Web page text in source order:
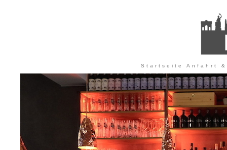
Startseite Anfahrt